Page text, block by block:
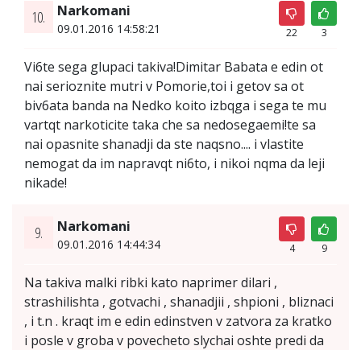
10. Narkomani
09.01.2016 14:58:21 22 3
Vi6te sega glupaci takiva!Dimitar Babata e edin ot
nai serioznite mutri v Pomorie,toi i getov sa ot
biv6ata banda na Nedko koito izbqga i sega te mu
vartqt narkoticite taka che sa nedosegaemi!te sa
nai opasnite shanadji da ste naqsno.... i vlastite
nemogat da im napravqt ni6to, i nikoi nqma da leji
nikade!
9. Narkomani
09.01.2016 14:44:34 4 9
Na takiva malki ribki kato naprimer dilari ,
strashilishta , gotvachi , shanadjii , shpioni , bliznaci
, i t.n . kraqt im e edin edinstven v zatvora za kratko
i posle v groba v povecheto slychai oshte predi da